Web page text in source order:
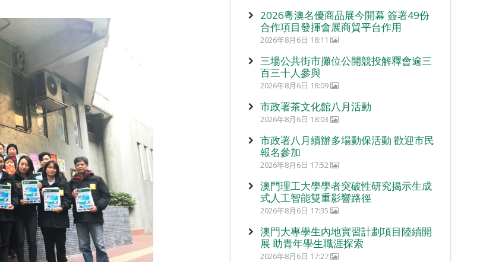
2026粵澳名優商品展今開幕 簽署49份
合作項目發揮會展商貿平台作用
2026年8月6日 18:11
三場公共街市攤位公開競投解釋會逾三
百三十人參與
2026年8月6日 18:09
市政署茶文化館八月活動
2026年8月6日 18:03
市政署八月續辦多場動保活動 歡迎市民
報名參加
2026年8月6日 17:52
澳門理工大學學者突破性研究揭示生成
式人工智能雙重影響路徑
2026年8月6日 17:35
澳門大專學生內地實習計劃項目陸續開
展 助青年學生職涯探索
2026年8月6日 17:27